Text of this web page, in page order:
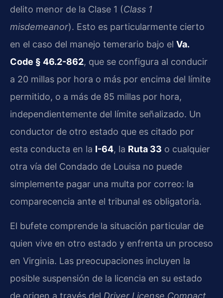
delito menor de la Clase 1 (Class 1
misdemeanor). Esto es particularmente cierto
en el caso del manejo temerario bajo el Va.
Code § 46.2-862, que se configura al conducir
a 20 millas por hora o más por encima del límite
permitido, o a más de 85 millas por hora,
independientemente del límite señalizado. Un
conductor de otro estado que es citado por
esta conducta en la I-64, la Ruta 33 o cualquier
otra vía del Condado de Louisa no puede
simplemente pagar una multa por correo: la
comparecencia ante el tribunal es obligatoria.
El bufete comprende la situación particular de
quien vive en otro estado y enfrenta un proceso
en Virginia. Las preocupaciones incluyen la
posible suspensión de la licencia en su estado
de origen a través del Driver License Compact